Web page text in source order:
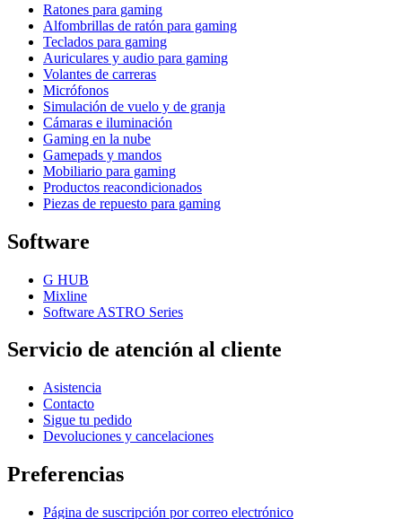
Ratones para gaming
Alfombrillas de ratón para gaming
Teclados para gaming
Auriculares y audio para gaming
Volantes de carreras
Micrófonos
Simulación de vuelo y de granja
Cámaras e iluminación
Gaming en la nube
Gamepads y mandos
Mobiliario para gaming
Productos reacondicionados
Piezas de repuesto para gaming
Software
G HUB
Mixline
Software ASTRO Series
Servicio de atención al cliente
Asistencia
Contacto
Sigue tu pedido
Devoluciones y cancelaciones
Preferencias
Página de suscripción por correo electrónico